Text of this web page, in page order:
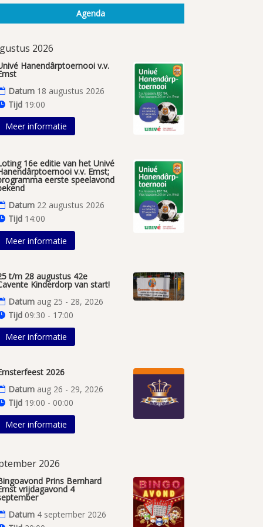
Agenda
2026
Hanendârptoernooi v.v.
Datum 18 augustus 2026
Tijd 19:00
Meer informatie
16e editie van het Univé
v.v. Emst;
eerste speelavond
Datum 22 augustus 2026
Tijd 14:00
Meer informatie
t/m 28 augustus 42e
Kinderdorp van start!
Datum aug 25 - 28, 2026
Tijd 09:30 - 17:00
Meer informatie
2026
Datum aug 26 - 29, 2026
Tijd 19:00 - 00:00
Meer informatie
2026
Prins Bernhard
vrijdagavond 4
Datum 4 september 2026